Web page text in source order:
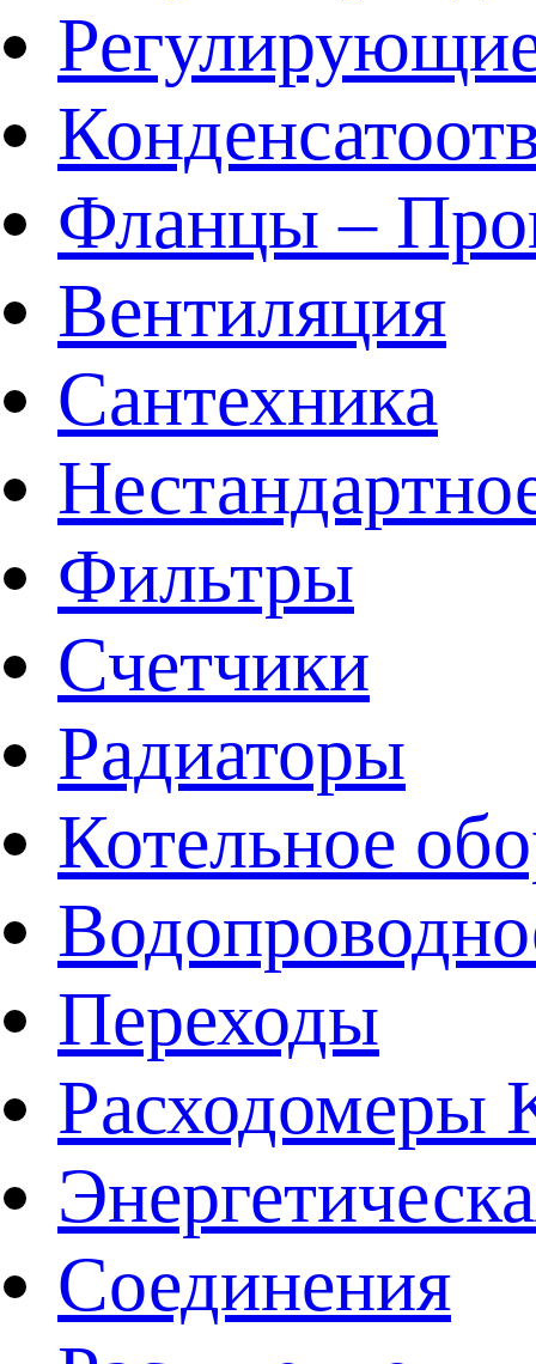
Фланцы –
Вентиляция
Сантехника
Фильтры
Счетчики
Радиаторы
Котельное
Переходы
Расходомеры
Соединения